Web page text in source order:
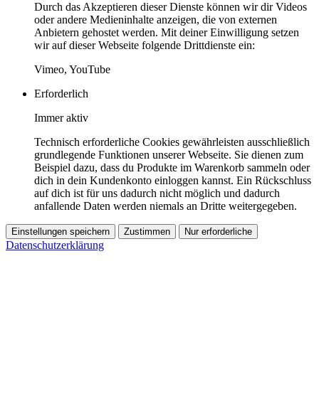
Durch das Akzeptieren dieser Dienste können wir dir Videos
oder andere Medieninhalte anzeigen, die von externen
Anbietern gehostet werden. Mit deiner Einwilligung setzen
wir auf dieser Webseite folgende Drittdienste ein:
Vimeo, YouTube
Erforderlich
Immer aktiv
Technisch erforderliche Cookies gewährleisten ausschließlich
grundlegende Funktionen unserer Webseite. Sie dienen zum
Beispiel dazu, dass du Produkte im Warenkorb sammeln oder
dich in dein Kundenkonto einloggen kannst. Ein Rückschluss
auf dich ist für uns dadurch nicht möglich und dadurch
anfallende Daten werden niemals an Dritte weitergegeben.
Einstellungen speichern Zustimmen Nur erforderliche
Datenschutzerklärung